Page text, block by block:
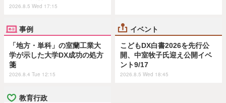
2026.8.5 Wed 17:15
事例
「地方・単科」の室蘭工業大
学が示した大学DX成功の処方
箋
2026.8.4 Tue 12:15
イベント
こどもDX白書2026を先行公
開、中室牧子氏迎え公開イベ
ント9/17
2026.8.5 Wed 18:45
教育行政